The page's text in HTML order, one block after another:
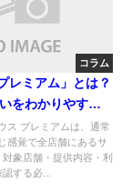
コラム
レミアム」とは？
をわかりやすく
ス プレミアムは、通常
感覚で全店舗にあるサ
象店舗・提供内容・利
する必...